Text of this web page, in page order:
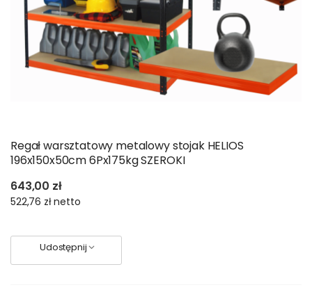
Regał warsztatowy metalowy stojak HELIOS
196x150x50cm 6Px175kg SZEROKI
643,00 zł
522,76 złnetto
Udostępnij